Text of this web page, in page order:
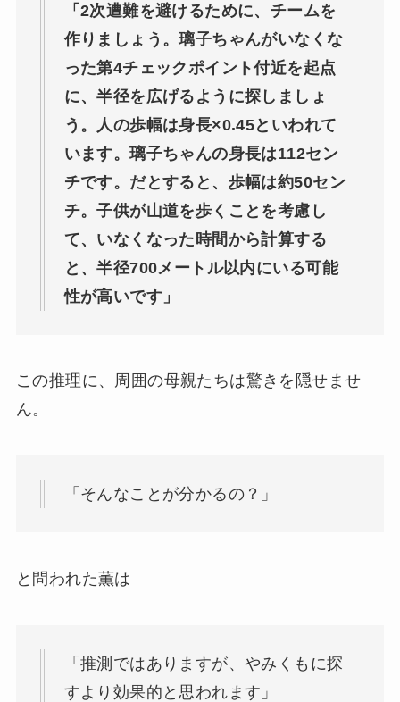
「2次遭難を避けるために、チームを
作りましょう。璃子ちゃんがいなくな
った第4チェックポイント付近を起点
に、半径を広げるように探しましょ
う。人の歩幅は身長×0.45といわれて
います。璃子ちゃんの身長は112セン
チです。だとすると、歩幅は約50セン
チ。子供が山道を歩くことを考慮し
て、いなくなった時間から計算する
と、半径700メートル以内にいる可能
性が高いです」
この推理に、周囲の母親たちは驚きを隠せませ
ん。
「そんなことが分かるの？」
と問われた薫は
「推測ではありますが、やみくもに探
すより効果的と思われます」